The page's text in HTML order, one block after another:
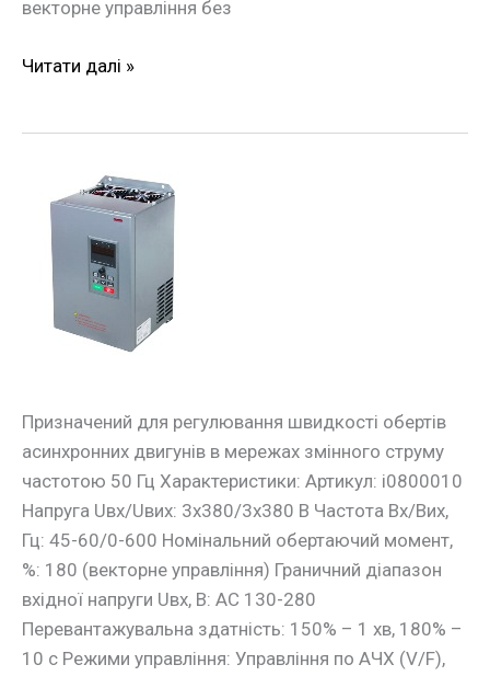
векторне управління без
Читати далі »
Призначений для регулювання швидкості обертів
асинхронних двигунів в мережах змінного струму
частотою 50 Гц Характеристики: Артикул: i0800010
Напруга Uвх/Uвих: 3х380/3х380 В Частота Вх/Вих,
Гц: 45-60/0-600 Номінальний обертаючий момент,
%: 180 (векторне управління) Граничний діапазон
вхідної напруги Uвх, В: АС 130-280
Перевантажувальна здатність: 150% – 1 хв, 180% –
10 с Режими управління: Управління по АЧХ (V/F),
Частотний
перетворювач
15кВт
3ф/380В